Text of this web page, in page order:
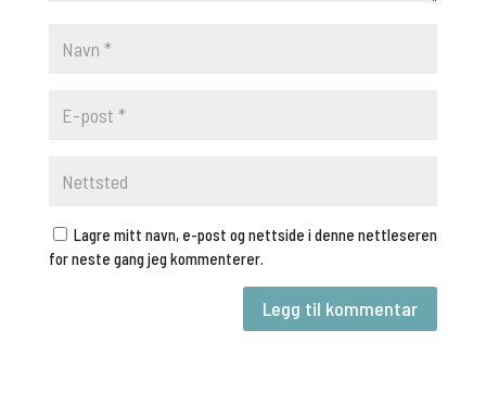
Lagre mitt navn, e-post og nettside i denne nettleseren
for neste gang jeg kommenterer.